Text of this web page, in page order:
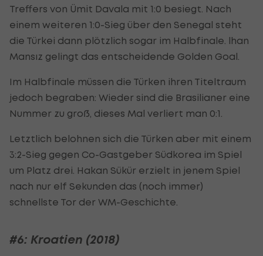
Treffers von Ümit Davala mit 1:0 besiegt. Nach
einem weiteren 1:0-Sieg über den Senegal steht
die Türkei dann plötzlich sogar im Halbfinale. lhan
Mansız gelingt das entscheidende Golden Goal.
Im Halbfinale müssen die Türken ihren Titeltraum
jedoch begraben: Wieder sind die Brasilianer eine
Nummer zu groß, dieses Mal verliert man 0:1.
Letztlich belohnen sich die Türken aber mit einem
3:2-Sieg gegen Co-Gastgeber Südkorea im Spiel
um Platz drei. Hakan Sükür erzielt in jenem Spiel
nach nur elf Sekunden das (noch immer)
schnellste Tor der WM-Geschichte.
#6: Kroatien (2018)